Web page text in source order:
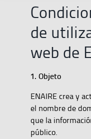
de
web de
1. Objeto
ENAIRE crea y
el nombre de
que la
público.